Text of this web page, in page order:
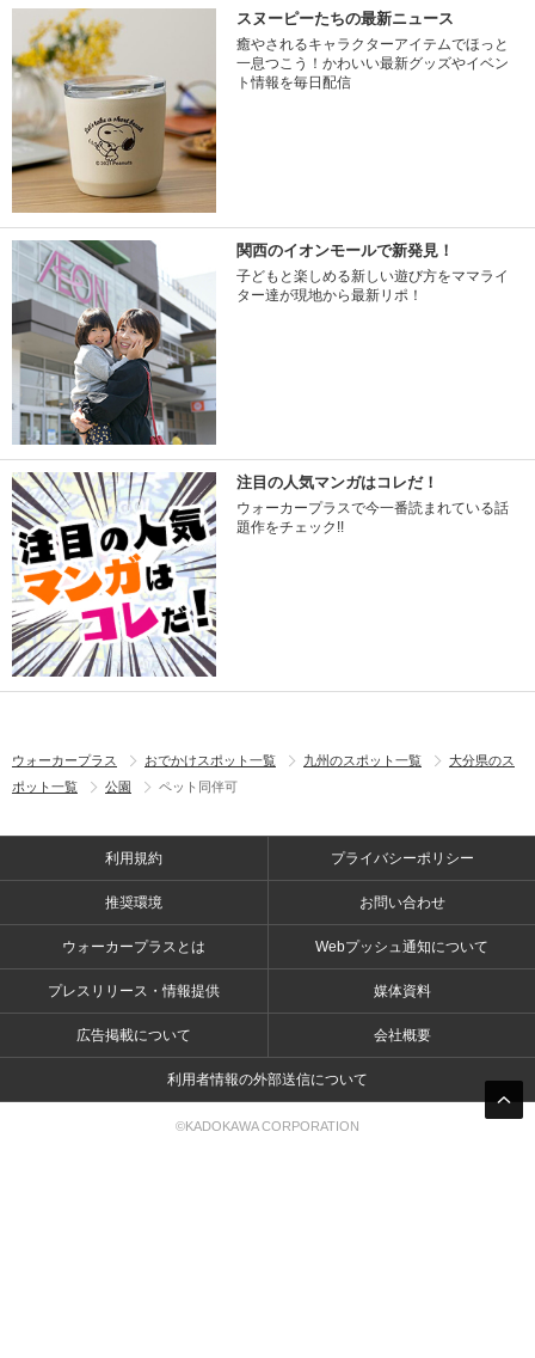
スヌーピーたちの最新ニュース
癒やされるキャラクターアイテムでほっと
一息つこう！かわいい最新グッズやイベン
ト情報を毎日配信
関西のイオンモールで新発見！
子どもと楽しめる新しい遊び方をママライ
ター達が現地から最新リポ！
注目の人気マンガはコレだ！
ウォーカープラスで今一番読まれている話
題作をチェック!!
ウォーカープラス おでかけスポット一覧 九州のスポット一覧
大分県のス
ポット一覧
公園 ペット同伴可
利用規約 プライバシーポリシー
推奨環境 お問い合わせ
ウォーカープラスとは Webプッシュ通知について
プレスリリース・情報提供 媒体資料
広告掲載について 会社概要
利用者情報の外部送信について
©KADOKAWA CORPORATION